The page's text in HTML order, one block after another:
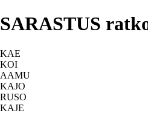
SARASTUS
KAE
KOI
AAMU
KAJO
RUSO
KAJE